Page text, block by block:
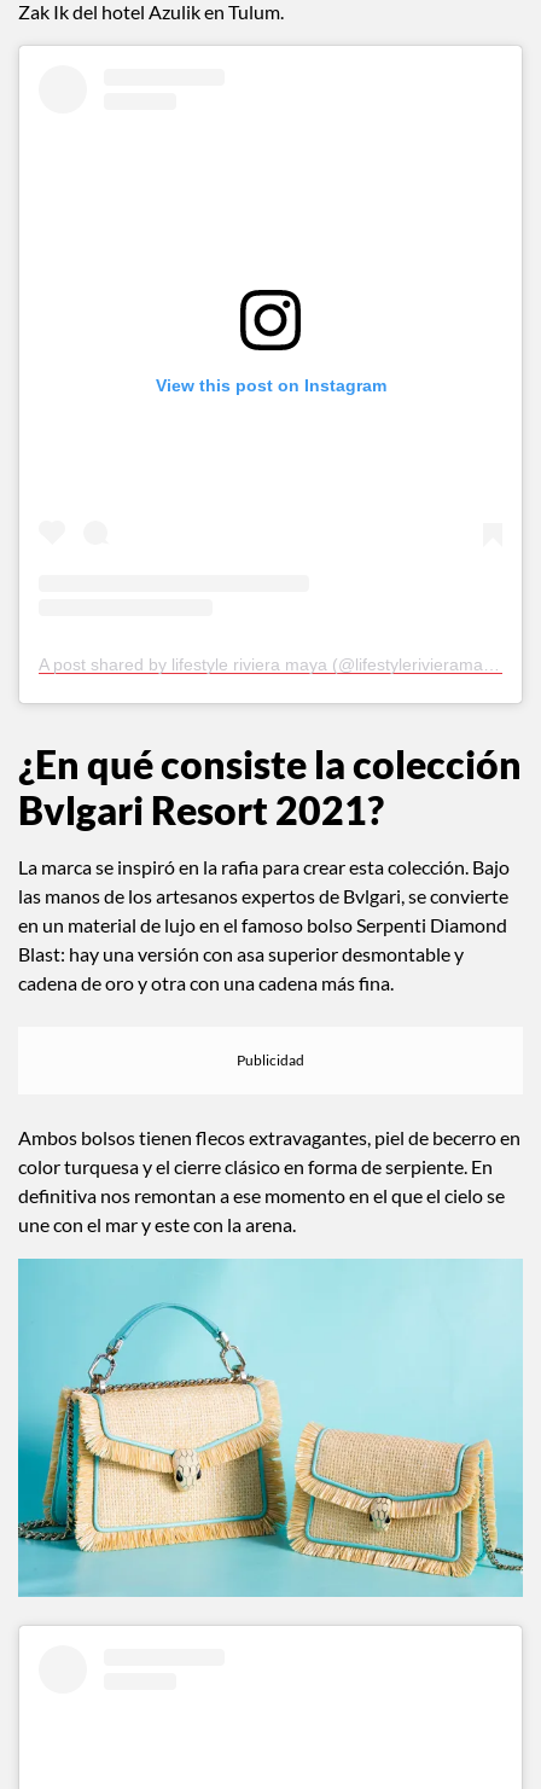
15 al 20 de julio se realizará un Trunk Show en la boutique
¿En qué consiste la colección
Bvlgari Resort 2021?
La marca se inspiró en la rafia para crear esta colección. Bajo
las manos de los artesanos expertos de Bvlgari, se convierte
en un material de lujo en el famoso bolso Serpenti Diamond
Blast: hay una versión con asa superior desmontable y
Ambos bolsos tienen flecos extravagantes, piel de becerro en
color turquesa y el cierre clásico en forma de serpiente. En
definitiva nos remontan a ese momento en el que el cielo se